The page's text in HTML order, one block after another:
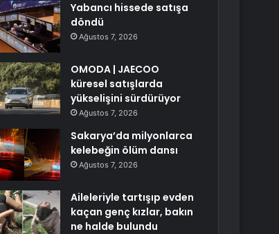
Yabancı hissede satışa
döndü
Ağustos 7, 2026
OMODA | JAECOO
küresel satışlarda
yükselişini sürdürüyor
Ağustos 7, 2026
Sakarya’da milyonlarca
kelebeğin ölüm dansı
Ağustos 7, 2026
Aileleriyle tartışıp evden
kaçan genç kızlar, bakın
ne halde bulundu